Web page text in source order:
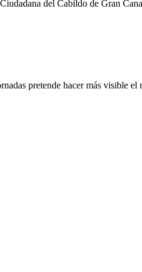
del Cabildo de Gran
pretende hacer más visible